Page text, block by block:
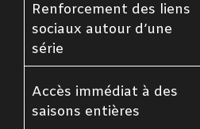
Renforcement des liens
sociaux autour d’une
série
Accès immédiat à des
saisons entières